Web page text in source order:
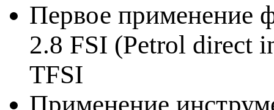
Первое применение
2.8 FSI (Petrol direct
TFSI